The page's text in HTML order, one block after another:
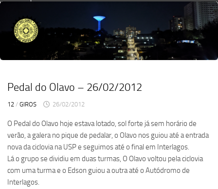
Skip
content
Pedal do Olavo – 26/02/2012
12 / GIROS 26/02/2012
O Pedal do Olavo hoje estava lotado, sol forte já sem horário de
verão, a galera no pique de pedalar, o Olavo nos guiou até a entrada
nova da ciclovia na USP e seguimos até o final em Interlagos.
Lá o grupo se dividiu em duas turmas, O Olavo voltou pela ciclovia
com uma turma e o Edson guiou a outra até o Autódromo de
Interlagos.